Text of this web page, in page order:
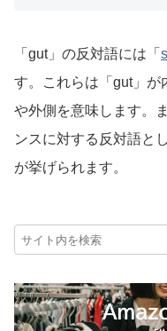
「gut」の反対語には「
す。これらは「gut」が
や外側を意味します。
ンスに対する反対語と
が挙げられます。